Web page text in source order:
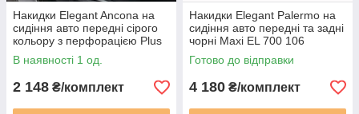
Накидки Elegant Ancona на
сидіння авто передні сірого
кольору з перфорацією Plus
EL 700 803
В наявності 1 од.
2 148 ₴/комплект
Накидки Elegant Palermo на
сидіння авто передні та задні
чорні Maxi EL 700 106
Готово до відправки
4 180 ₴/комплект